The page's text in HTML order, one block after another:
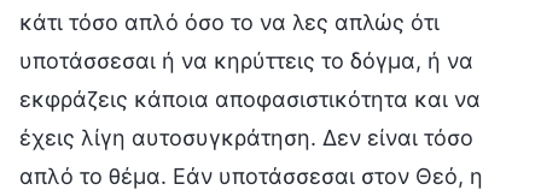
κάτι τόσο απλό όσο το να λες απλώς ότι
υποτάσσεσαι ή να κηρύττεις το δόγμα, ή να
εκφράζεις κάποια αποφασιστικότητα και να
έχεις λίγη αυτοσυγκράτηση. Δεν είναι τόσο
απλό το θέμα. Εάν υποτάσσεσαι στον Θεό, η